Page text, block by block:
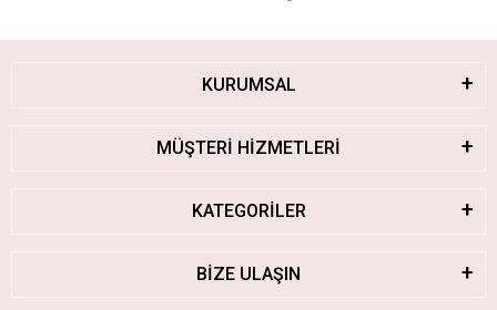
KURUMSAL
MÜŞTERİ HİZMETLERİ
KATEGORİLER
BİZE ULAŞIN